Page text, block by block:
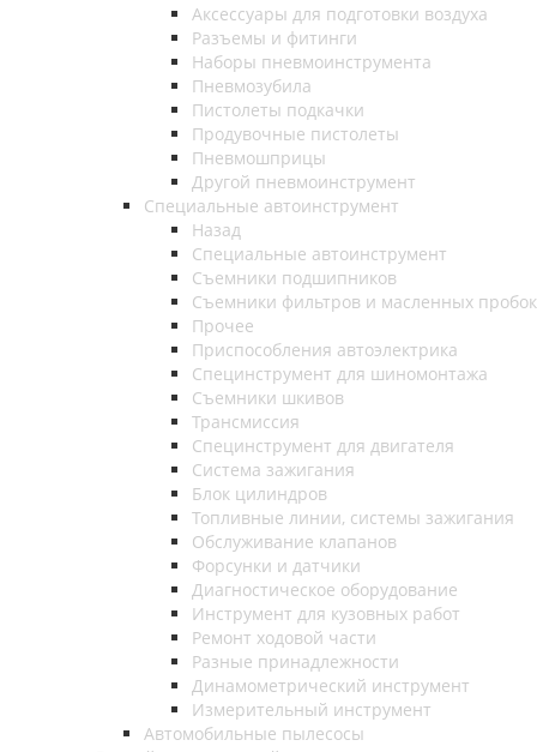
Аксессуары для подготовки воздуха
Разъемы и фитинги
Наборы пневмоинструмента
Пневмозубила
Пистолеты подкачки
Продувочные пистолеты
Пневмошприцы
Другой пневмоинструмент
Специальные автоинструмент
Назад
Специальные автоинструмент
Съемники подшипников
Съемники фильтров и масленных пробок
Прочее
Приспособления автоэлектрика
Специнструмент для шиномонтажа
Съемники шкивов
Трансмиссия
Специнструмент для двигателя
Система зажигания
Блок цилиндров
Топливные линии, системы зажигания
Обслуживание клапанов
Форсунки и датчики
Диагностическое оборудование
Инструмент для кузовных работ
Ремонт ходовой части
Разные принадлежности
Динамометрический инструмент
Измерительный инструмент
Автомобильные пылесосы